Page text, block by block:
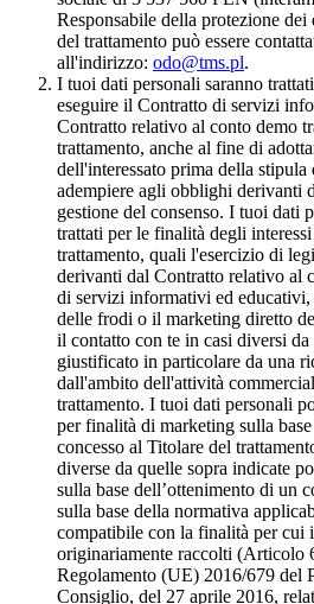
Responsabile della protezione
del trattamento può essere
all'indirizzo: odo@tms.pl.
I tuoi dati personali saranno
eseguire il Contratto di servizi
Contratto relativo al conto demo
trattamento, anche al fine di
dell'interessato prima della
adempiere agli obblighi derivanti
gestione del consenso. I tuoi dati
trattati per le finalità degli
trattamento, quali l'esercizio di
derivanti dal Contratto relativo al
di servizi informativi ed educativi,
delle frodi o il marketing diretto
il contatto con te in casi diversi
giustificato in particolare da una
dall'ambito dell'attività
trattamento. I tuoi dati personali
per finalità di marketing sulla
concesso al Titolare del
diverse da quelle sopra indicate
sulla base dell’ottenimento di un
sulla base della normativa
compatibile con la finalità per cui
originariamente raccolti (Articolo
Regolamento (UE) 2016/679 del
Consiglio, del 27 aprile 2016,